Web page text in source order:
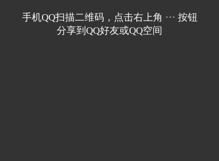
手机QQ扫描二维码，点击右上角 ··· 按钮
分享到QQ好友或QQ空间